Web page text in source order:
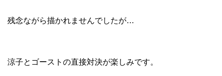
残念ながら描かれませんでしたが…
涼子とゴーストの直接対決が楽しみです。